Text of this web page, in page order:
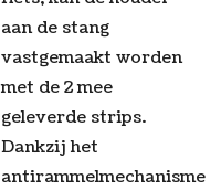
aan de stang
vastgemaakt worden
met de 2 mee
geleverde strips.
Dankzij het
antirammelmechanisme